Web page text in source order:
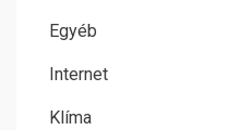
Egyéb
Internet
Klíma